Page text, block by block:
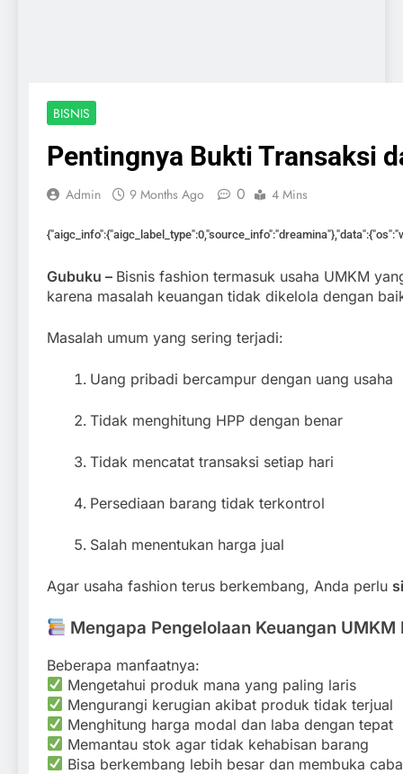
BISNIS
Pentingnya Bukti Transaksi
Admin 9 Months Ago 0 4 Mins
Gubuku – Bisnis fashion termasuk usaha UMKM
karena masalah keuangan tidak dikelola dengan
Masalah umum yang sering terjadi:
Uang pribadi bercampur dengan uang usaha
Tidak menghitung HPP dengan benar
Tidak mencatat transaksi setiap hari
Persediaan barang tidak terkontrol
Salah menentukan harga jual
Agar usaha fashion terus berkembang, Anda perlu
Mengapa Pengelolaan Keuangan UMKM
Beberapa manfaatnya:
Mengetahui produk mana yang paling laris
Mengurangi kerugian akibat produk tidak terjual
Menghitung harga modal dan laba dengan tepat
Memantau stok agar tidak kehabisan barang
Bisa berkembang lebih besar dan membuka